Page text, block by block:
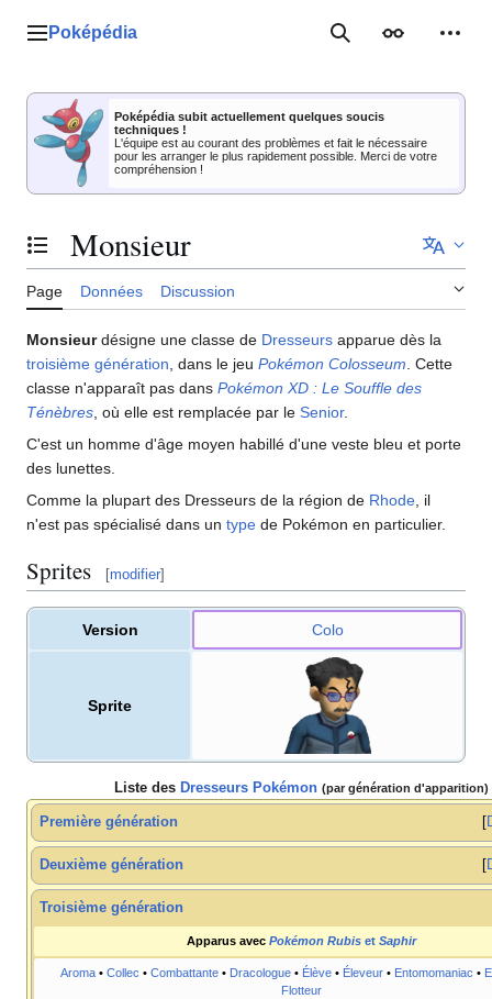
Menu principal
Poképédia RechercherApparence
Poképédia subit actuellement quelques soucis
techniques !
L'équipe est au courant des problèmes et fait le nécessaire
pour les arranger le plus rapidement possible. Merci de votre
compréhension !
Basculer la table des matières
Monsieur
Page Données Discussion
Monsieurdésigne une classe de Dresseurs apparue dès la
troisième génération , dans le jeu Pokémon Colosseum . Cette
classe n'apparaît pas dans Pokémon XD : Le Souffle des
Ténèbres , où elle est remplacée par le Senior.
C'est un homme d'âge moyen habillé d'une veste bleu et porte
des lunettes.
Comme la plupart des Dresseurs de la région de Rhode , il
n'est pas spécialisé dans un type de Pokémon en particulier.
Sprites [modifier]
Version Colo
Sprite
Liste des Dresseurs Pokémon (par génération d'apparition)
Première génération
Deuxième génération
Troisième génération
Apparus avec Pokémon Rubiset Saphir
Aroma• Collec • Combattante• Dracologue• Élève• Éleveur• Entomomaniac •
Flotteur